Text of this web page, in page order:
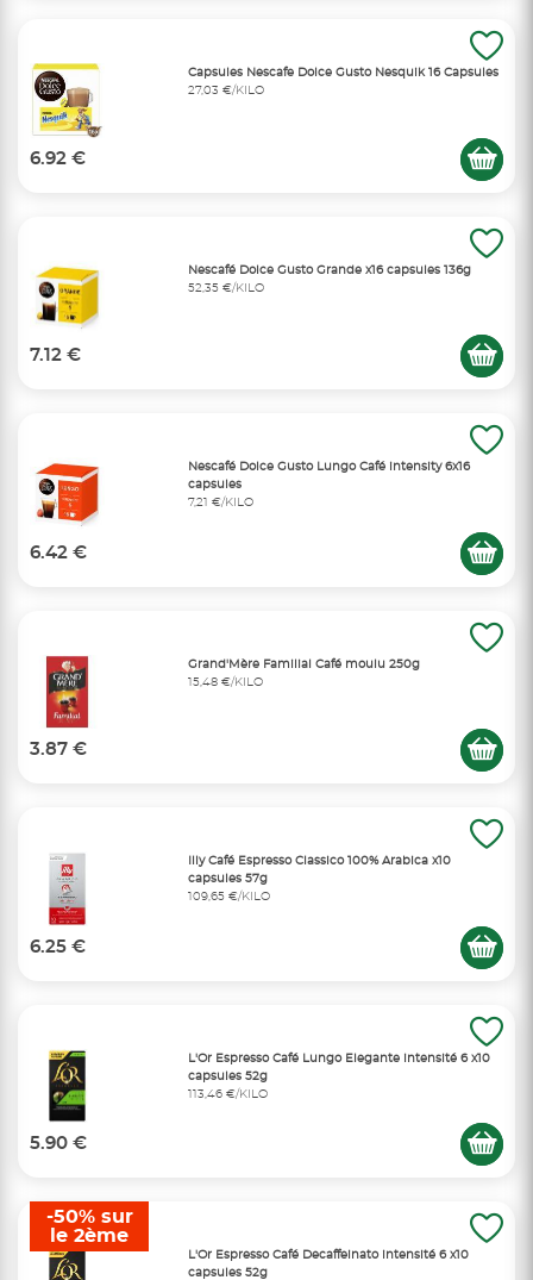
Capsules Nescafe Dolce Gusto Nesquik 16 Capsules
27,03 €/KILO
6.92 €
Nescafé Dolce Gusto Grande x16 capsules 136g
52,35 €/KILO
7.12 €
Nescafé Dolce Gusto Lungo Café intensity 6x16
capsules
7,21 €/KILO
6.42 €
Grand'Mère Familial Café moulu 250g
15,48 €/KILO
3.87 €
Illy Café Espresso Classico 100% Arabica x10
capsules 57g
109,65 €/KILO
6.25 €
L'Or Espresso Café Lungo Elegante intensité 6 x10
capsules 52g
113,46 €/KILO
5.90 €
L'Or Espresso Café Decaffeinato intensité 6 x10
capsules 52g
-50% sur
le 2ème